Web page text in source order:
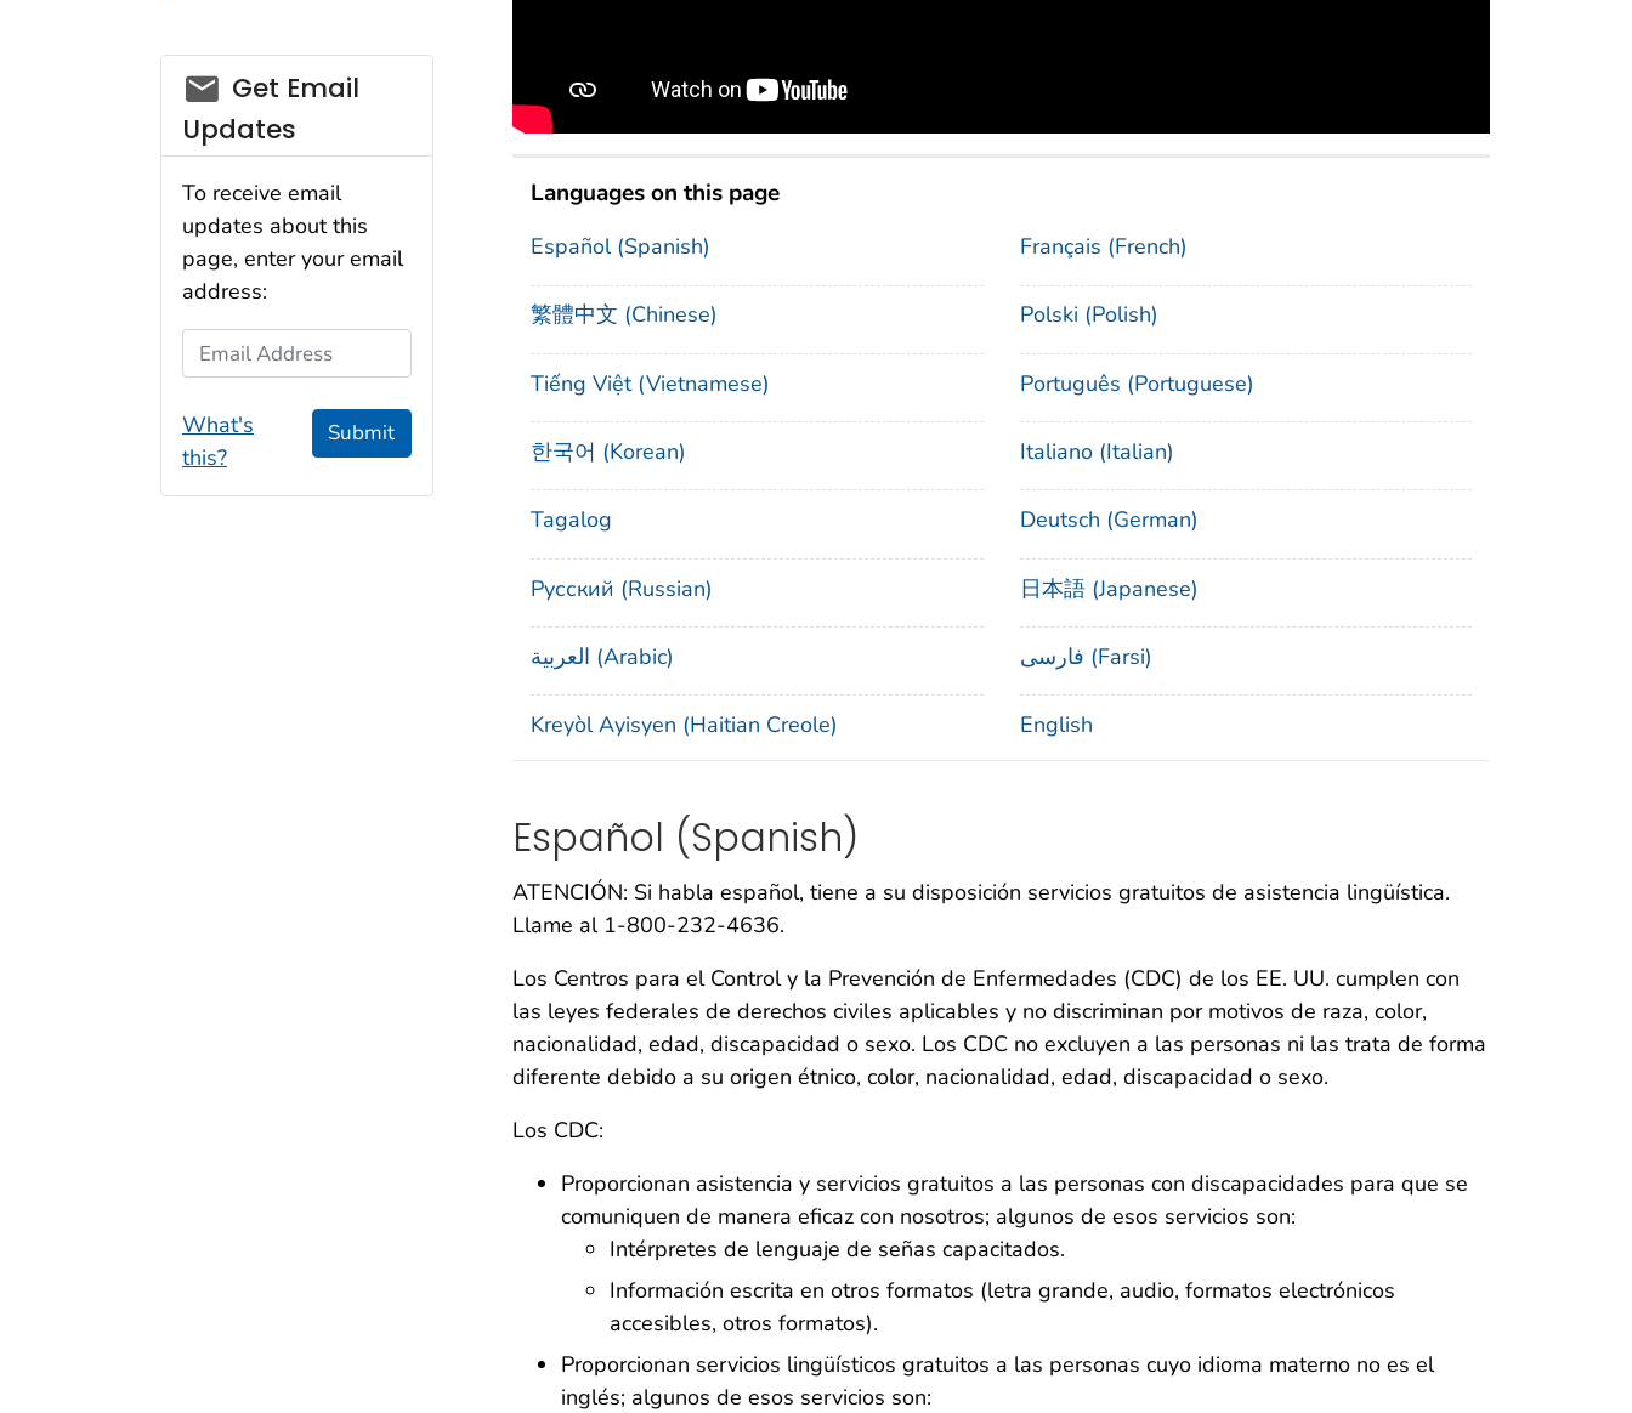
Languages on this page
Español (Spanish)
繁體中文 (Chinese)
Tiếng Việt (Vietnamese)
한국어 (Korean)
Tagalog
Русский (Russian)
العربية (Arabic)
Kreyòl Ayisyen (Haitian Creole)
Français (French)
Polski (Polish)
Português (Portuguese)
Italiano (Italian)
Deutsch (German)
日本語 (Japanese)
فارسی (Farsi)
English
Español (Spanish)
ATENCIÓN: Si habla español, tiene a su disposición servicios gratuitos de asistencia lingüística.
Llame al 1-800-232-4636.
Los Centros para el Control y la Prevención de Enfermedades (CDC) de los EE. UU. cumplen con
las leyes federales de derechos civiles aplicables y no discriminan por motivos de raza, color,
nacionalidad, edad, discapacidad o sexo. Los CDC no excluyen a las personas ni las trata de forma
diferente debido a su origen étnico, color, nacionalidad, edad, discapacidad o sexo.
Los CDC:
Proporcionan asistencia y servicios gratuitos a las personas con discapacidades para que se
comuniquen de manera eficaz con nosotros; algunos de esos servicios son:
Intérpretes de lenguaje de señas capacitados.
Información escrita en otros formatos (letra grande, audio, formatos electrónicos
accesibles, otros formatos).
Proporcionan servicios lingüísticos gratuitos a las personas cuyo idioma materno no es el
inglés; algunos de esos servicios son:
Get Email
Updates
To receive email
updates about this
page, enter your email
address:
Email Address
What's
this?
Submit